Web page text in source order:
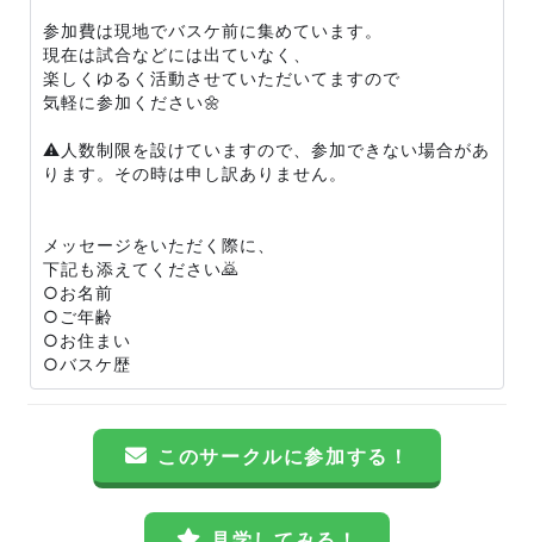
参加費は現地でバスケ前に集めています。
現在は試合などには出ていなく、
楽しくゆるく活動させていただいてますので
気軽に参加ください🌼
⚠️人数制限を設けていますので、参加できない場合があ
ります。その時は申し訳ありません。
メッセージをいただく際に、
下記も添えてください🙇
○お名前
○ご年齢
○お住まい
○バスケ歴
このサークルに参加する！